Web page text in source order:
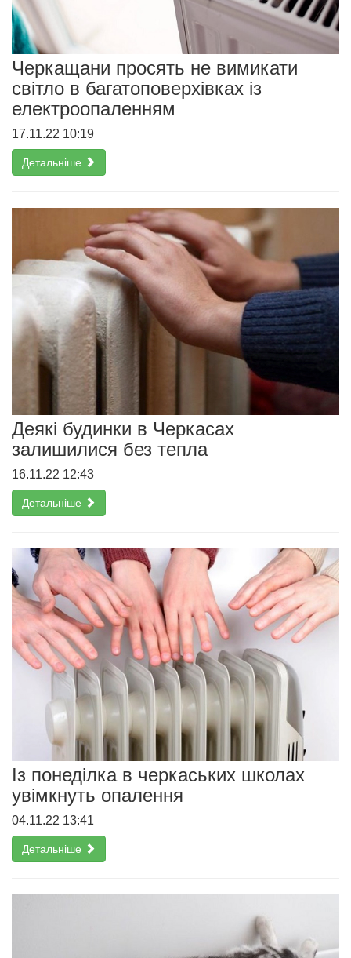
Черкащани просять не вимикати
світло в багатоповерхівках із
електроопаленням
17.11.22 10:19
Детальніше
Деякі будинки в Черкасах
залишилися без тепла
16.11.22 12:43
Детальніше
Із понеділка в черкаських школах
увімкнуть опалення
04.11.22 13:41
Детальніше